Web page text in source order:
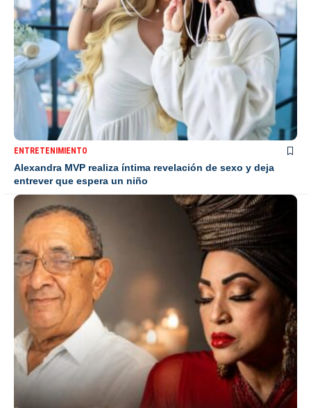
ENTRETENIMIENTO
Alexandra MVP realiza íntima revelación de sexo y deja
entrever que espera un niño